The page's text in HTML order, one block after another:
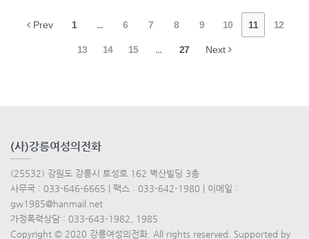
Prev 1 ... 6 7 8 9 10 11 12
13 14 15 ... 27 Next
(사)강릉여성의전화
(25532) 강원도 강릉시 토성로 162 벽산빌딩 3층
사무국 : 033-646-6665 | 팩스 : 033-642-1980 | 이메일 :
gw1985@hanmail.net
가정폭력상담 : 033-643-1982, 1985
Copyright © 2020 강릉여성의전화. All rights reserved. Supported by